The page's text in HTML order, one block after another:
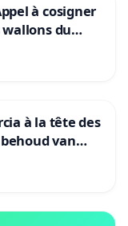
à cosigner
du
à la tête des
van